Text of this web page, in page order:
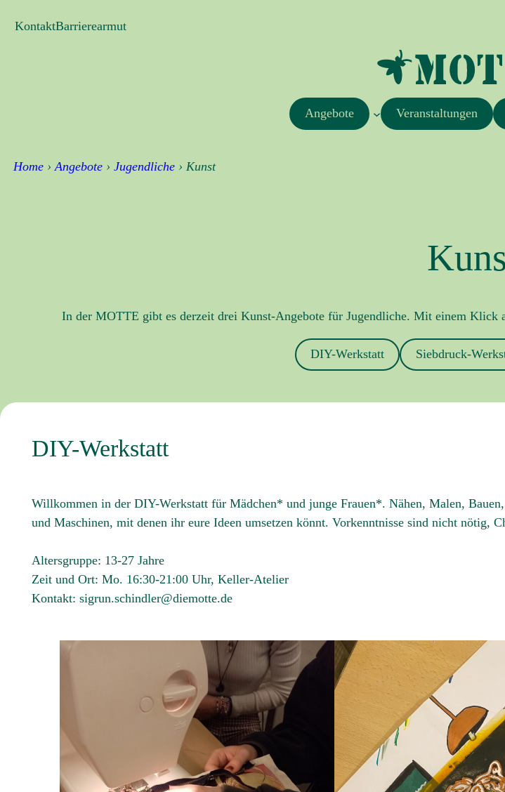
InhaltKontaktBarrierearmut
Angebote Veranstaltungen
Home ›Angebote ›Jugendliche ›Kunst
In der MOTTE gibt es derzeit drei Kunst-Angebote für Jugendliche. Mit einem
DIY-Werkstatt Siebdruck-
DIY-Werkstatt
Willkommen in der DIY-Werkstatt für Mädchen* und junge Frauen*. Nähen, Malen,
und Maschinen, mit denen ihr eure Ideen umsetzen könnt. Vorkenntnisse sind nicht nötig,
Altersgruppe: 13-27 Jahre
Zeit und Ort: Mo. 16:30-21:00 Uhr, Keller-Atelier
Kontakt: sigrun.schindler@diemotte.de